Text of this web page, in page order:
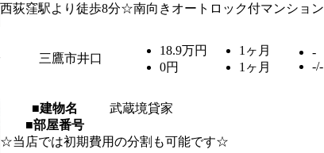
西荻窪駅より徒歩8分☆南向きオートロック付マンション
三鷹市井口
18.9万円
0円
1ヶ月
1ヶ月
-
-/-
■建物名
武蔵境貸家
■部屋番号
☆当店では初期費用の分割も可能です☆